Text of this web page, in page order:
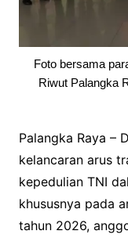
Foto bersama
Riwut Palangka
Palangka Raya –
kelancaran arus
kepedulian TNI
khususnya pada
tahun 2026,